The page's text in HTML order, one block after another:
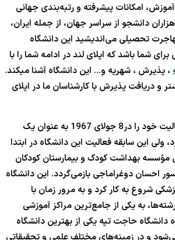
امکانات پیشرفته و رتبه‌بندی جهانی
دانشجو از سراسر جهان، از جمله ایران،
تحصیلی می‌اندیشید این دانشگاه
شما باشد که اپلای لند در ادامه شما را با
، پذیرش ، شهریه و… این دانشگاه آشنا میکند.
و دریافت پذیرش با کارشناسان ما در اپلای
دانشگاه حاجت تپه فعالیت خود را در8 جولای 1967 به عنوان یک
ولی این سابقه فعالیت این دانشگاه در ابتدا
و تأسیس مؤسسه بهداشت کودک و بیمارستان کودکان
احسان دوغراماجی بازمی‌گردد. این دانشگاه
شروع به کار کرد و به مرور زمان با
به یکی از جامع‌ترین مراکز آموزشی
دانشگاه حاجت تپه یکی از بهترین دانشگاه